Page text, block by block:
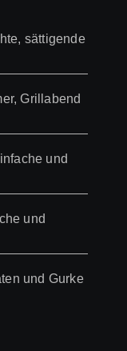
sättigende
Grillabend
und
und
und Gurke